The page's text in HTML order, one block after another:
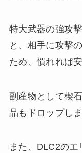
特大武器の強攻
と、相手に攻撃
ため、慣れれば
副産物として楔
品もドロップしま
また、DLC2の